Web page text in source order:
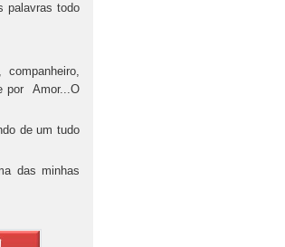
palavras todo
por Amor...O
de um tudo
das minhas